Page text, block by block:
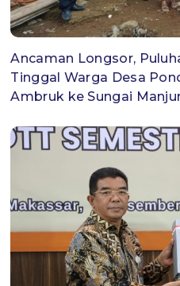
Ancaman Longsor,
Tinggal Warga Desa
Ambruk ke Sungai